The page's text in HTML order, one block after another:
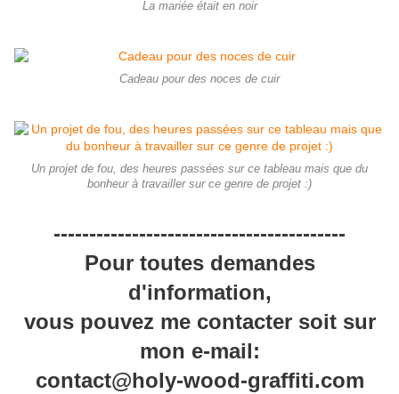
La mariée était en noir
Cadeau pour des noces de cuir
Un projet de fou, des heures passées sur ce tableau mais que du
bonheur à travailler sur ce genre de projet :)
-----------------------------------------
Pour toutes demandes
d'information,
vous pouvez me contacter soit sur
mon e-mail:
contact@holy-wood-graffiti.com